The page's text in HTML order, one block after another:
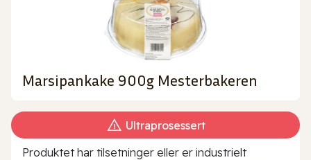
Marsipankake 900g Mesterbakeren
Ultraprosessert
Produktet har tilsetninger eller er industrielt